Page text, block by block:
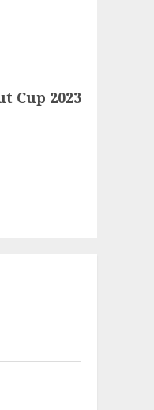
Cup 2023